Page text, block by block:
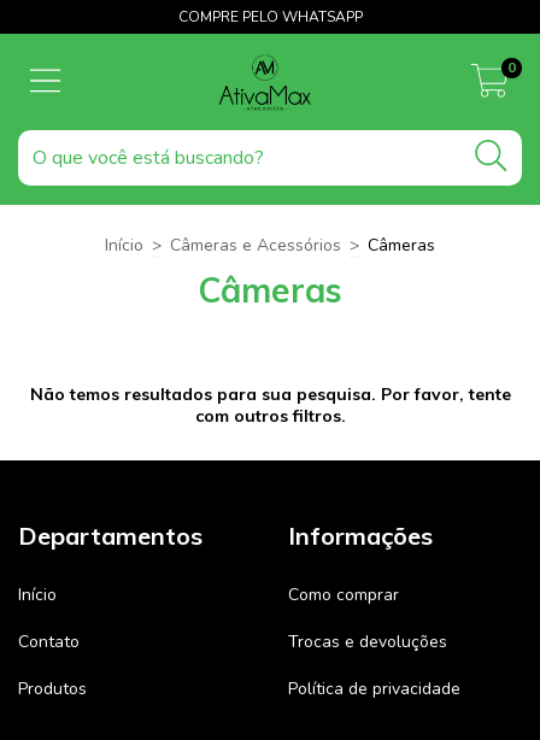
COMPRE PELO WHATSAPP
0
Início > Câmeras e Acessórios > Câmeras
Câmeras
Não temos resultados para sua pesquisa. Por favor, tente
com outros filtros.
Departamentos
Início
Contato
Produtos
Informações
Como comprar
Trocas e devoluções
Política de privacidade